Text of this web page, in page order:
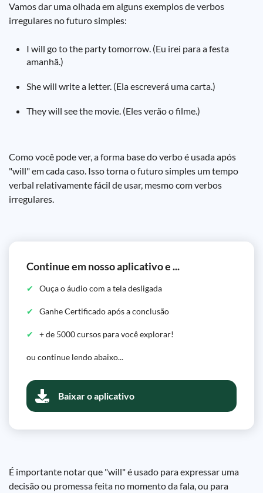
Vamos dar uma olhada em alguns exemplos de verbos
irregulares no futuro simples:
I will go to the party tomorrow. (Eu irei para a festa
amanhã.)
She will write a letter. (Ela escreverá uma carta.)
They will see the movie. (Eles verão o filme.)
Como você pode ver, a forma base do verbo é usada após
"will" em cada caso. Isso torna o futuro simples um tempo
verbal relativamente fácil de usar, mesmo com verbos
irregulares.
Continue em nosso aplicativo e ...
Ouça o áudio com a tela desligada
Ganhe Certificado após a conclusão
+ de 5000 cursos para você explorar!
ou continue lendo abaixo...
Baixar o aplicativo
É importante notar que "will" é usado para expressar uma
decisão ou promessa feita no momento da fala, ou para